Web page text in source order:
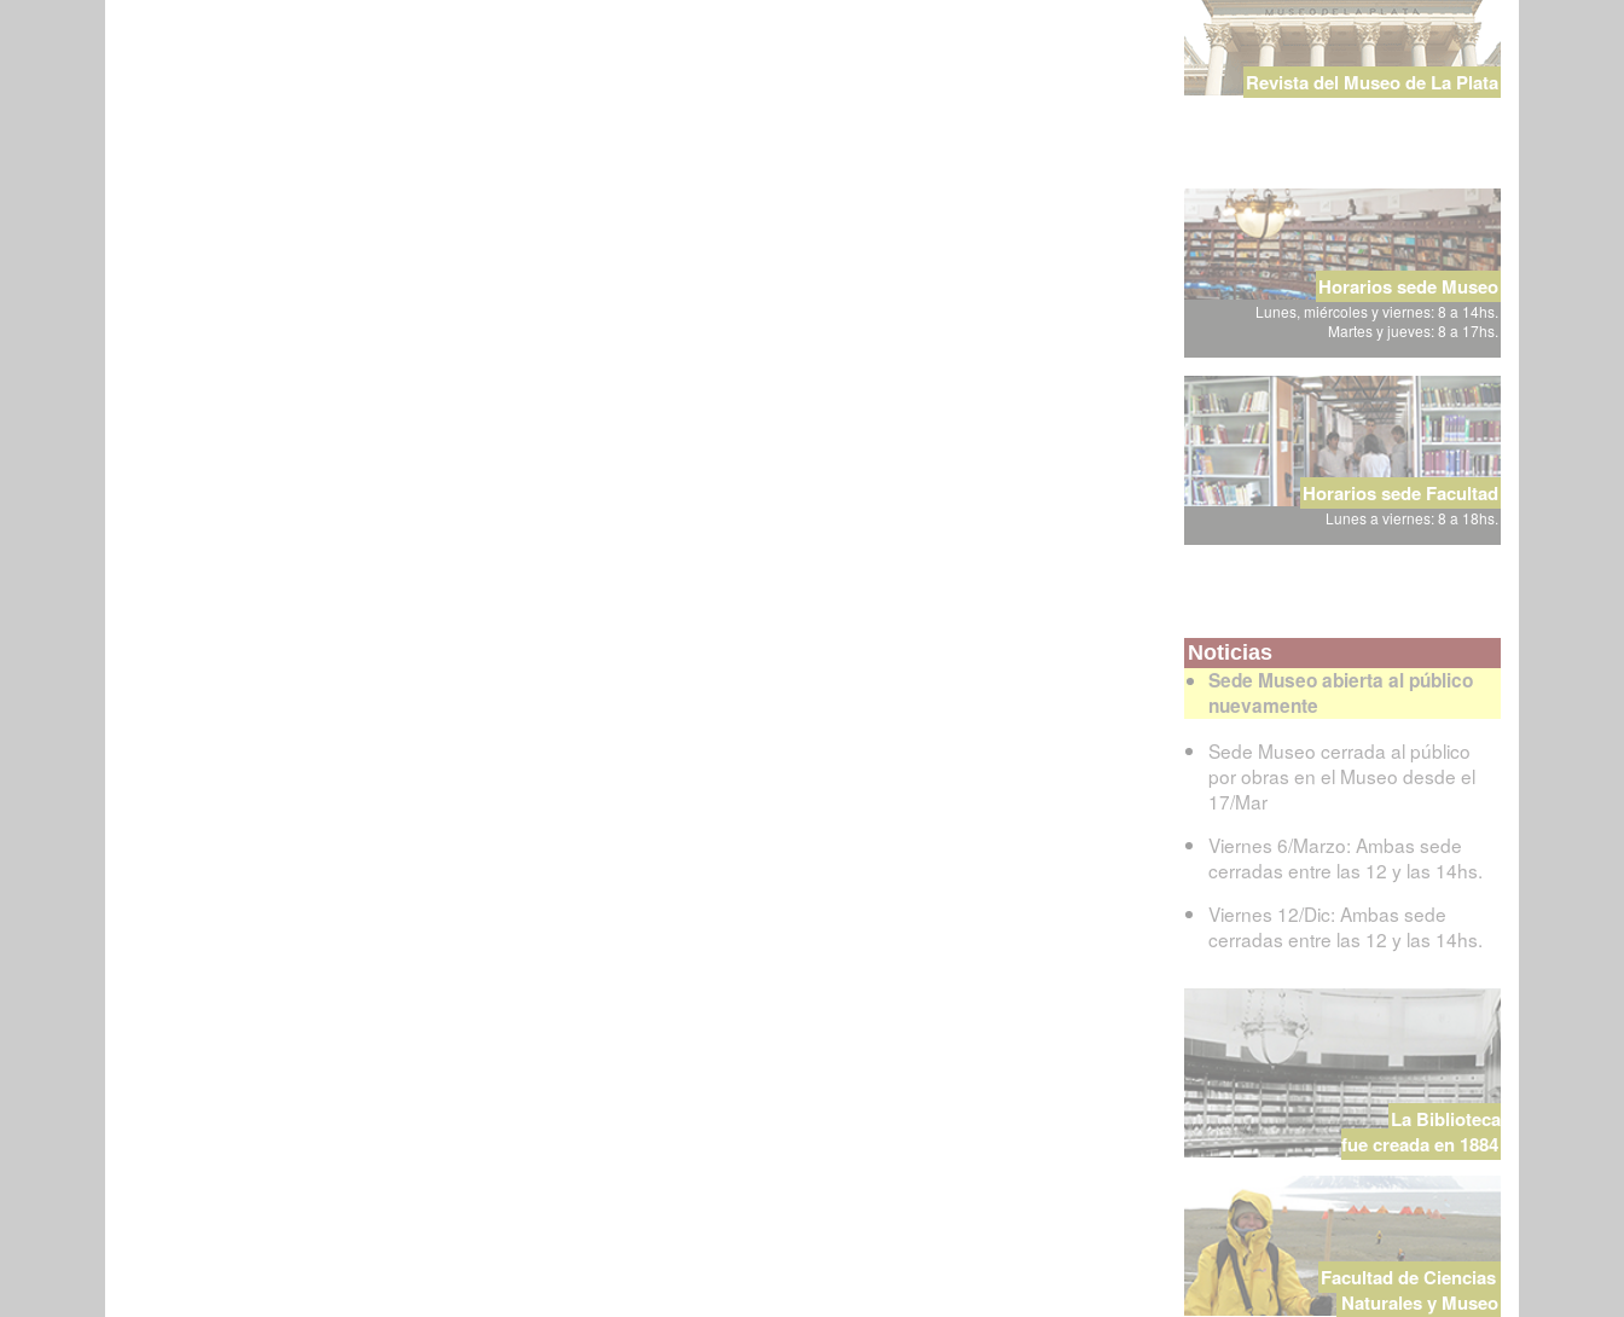
Revista del Museo de La Plata
Horarios sede Museo
Lunes, miércoles y viernes: 8 a 14hs.
Martes y jueves: 8 a 17hs.
Horarios sede Facultad
Lunes a viernes: 8 a 18hs.
Noticias
Sede Museo abierta al público
nuevamente
Sede Museo cerrada al público
por obras en el Museo desde el
17/Mar
Viernes 6/Marzo: Ambas sede
cerradas entre las 12 y las 14hs.
Viernes 12/Dic: Ambas sede
cerradas entre las 12 y las 14hs.
La Biblioteca
fue creada en 1884
Facultad de Ciencias
Naturales y Museo